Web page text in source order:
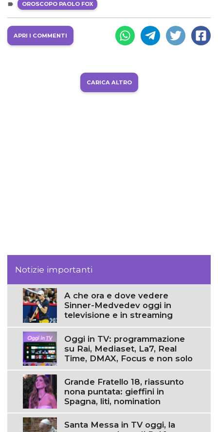
OROSCOPO PAOLO FOX
APRI I COMMENTI
CARICA ALTRO
Notizie importanti
A che ora e dove vedere
Sinner-Medvedev oggi in
televisione e in streaming
Oggi in TV: programmazione
su Rai, Mediaset, La7, Real
Time, DMAX, Focus e non solo
Grande Fratello 18, riassunto
nona puntata: gieffini in
Spagna, liti, nomination
Santa Messa in TV oggi, la